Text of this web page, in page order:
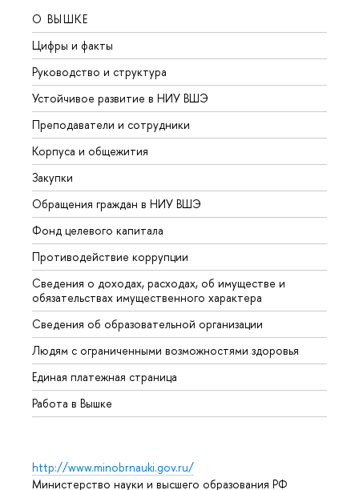
О ВЫШКЕ
Цифры и факты
Руководство и структура
Устойчивое развитие в НИУ ВШЭ
Преподаватели и сотрудники
Корпуса и общежития
Закупки
Обращения граждан в НИУ ВШЭ
Фонд целевого капитала
Противодействие коррупции
Сведения о доходах, расходах, об имуществе и
обязательствах имущественного характера
Сведения об образовательной организации
Людям с ограниченными возможностями здоровья
Единая платежная страница
Работа в Вышке
http://www.minobrnauki.gov.ru/
Министерство науки и высшего образования РФ